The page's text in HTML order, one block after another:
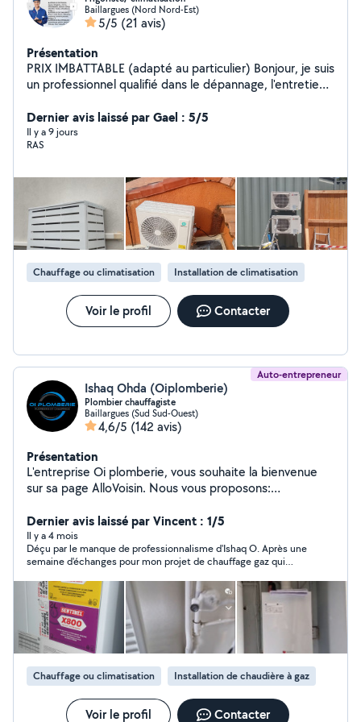
Baillargues (Nord Nord-Est)
5/5 (21 avis)
Présentation
PRIX IMBATTABLE (adapté au particulier) Bonjour, je suis
un professionnel qualifié dans le dépannage, l'entretien,
(frigoriste/climatisation). Je suis aussi expérimenté pour
tout types de matériels électriques et électroniques.
Bon bricoleur.
Dernier avis laissé par Gael : 5/5
Il y a 9 jours
RAS
Chauffage ou climatisation Installation de climatisation
Voir le profil Contacter
Auto-entrepreneur
Ishaq Ohda (Oiplomberie)
Plombier chauffagiste
Baillargues (Sud Sud-Ouest)
4,6/5 (142 avis)
Présentation
L'entreprise Oi plomberie, vous souhaite la bienvenue
sur sa page AlloVoisin. Nous vous proposons:
Geberit, Siamp, Altech. -Pose de receveurs de douche,
parois de douche, baignoire, balnéothérapie -
Préparation de cuisine, selon plan cuisiniste. -Rinçage et
désinfection d'installations sanitaires conforme aux
exigences NF EN 806-4*. Chauffage : - Installation de
radiateurs - installation de chaudière gaz -installation de
climatisation réversible Air/Air - installation de pompe à
chaleur air/eau - desembouage et diagnostic de panne
de chauffage/réparation. Cordialement
Dernier avis laissé par Vincent : 1/5
Il y a 4 mois
Déçu par le manque de professionnalisme d'Ishaq O. Après une
semaine d'échanges pour mon projet de chauffage gaz qui
m'annonce par un simple message, sans aucune explication,
qu'il ne fera pas de devis, le tout accompagné d'emojis
moqueurs.
Chauffage ou climatisation Installation de chaudière à gaz
Voir le profil Contacter